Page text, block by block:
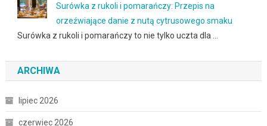
Surówka z rukoli i pomarańczy: Przepis na
orzeźwiające danie z nutą cytrusowego smaku
Surówka z rukoli i pomarańczy to nie tylko uczta dla …
ARCHIWA
lipiec 2026
czerwiec 2026